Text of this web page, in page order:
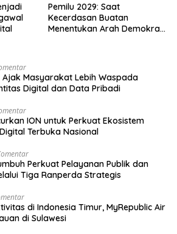
Pemilu 2029: Saat
Kecerdasan Buatan
Menentukan Arah Demokrasi
Ajak Masyarakat Lebih Waspada
Digital dan Data Pribadi
ION untuk Perkuat Ekosistem
Terbuka Nasional
Perkuat Pelayanan Publik dan
Tiga Ranperda Strategis
di Indonesia Timur, MyRepublic Air
di Sulawesi